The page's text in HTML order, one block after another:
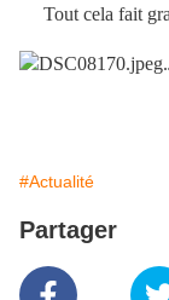
Tout cela fait
#Actualité
Partager